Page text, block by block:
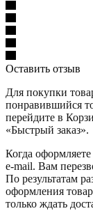
Оставить отзыв
Для покупки
понравившийся
перейдите в
«Быстрый заказ».
Когда
e-mail. Вам
По результатам
оформления
только ждать